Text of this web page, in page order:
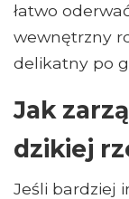
łatwo
wewnętrzny
delikatny po
Jak
dzikiej
Jeśli bardziej